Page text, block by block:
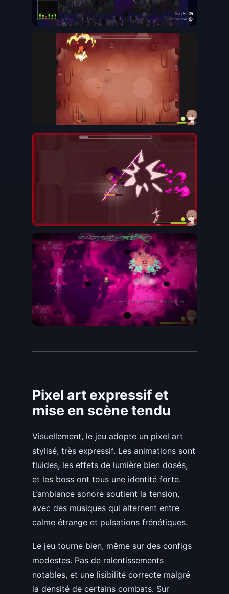
Pixel art expressif et
mise en scène tendu
Visuellement, le jeu adopte un pixel art
stylisé, très expressif. Les animations sont
fluides, les effets de lumière bien dosés,
et les boss ont tous une identité forte.
L’ambiance sonore soutient la tension,
avec des musiques qui alternent entre
calme étrange et pulsations frénétiques.
Le jeu tourne bien, même sur des configs
modestes. Pas de ralentissements
notables, et une lisibilité correcte malgré
la densité de certains combats. Sur